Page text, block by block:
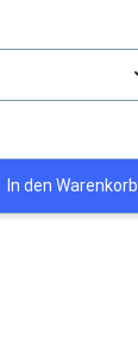
In den Warenkorb